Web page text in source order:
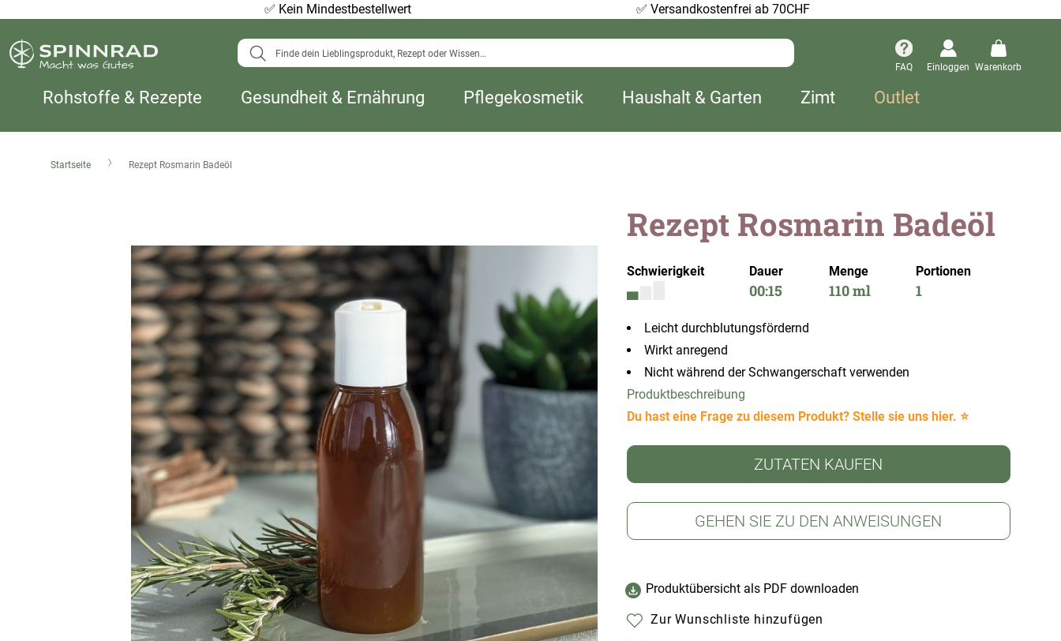
✅ Kein Mindestbestellwert ✅Versandkostenfrei ab 70CHF
Suche FAQ Einloggen Warenkorb
Rohstoffe & Rezepte Gesundheit & Ernährung Pflegekosmetik Haushalt & Garten Zimt Outlet
Startseite Rezept Rosmarin Badeöl
Rezept Rosmarin Badeöl
Schwierigkeit Dauer
00:15
Menge
110 ml
Portionen
1
Leicht durchblutungsfördernd
Wirkt anregend
Nicht während der Schwangerschaft verwenden
Produktbeschreibung
Du hast eine Frage zu diesem Produkt? Stelle sie uns hier. ⭐
ZUTATEN KAUFEN
GEHEN SIE ZU DEN ANWEISUNGEN
Produktübersicht als PDF downloaden
Zur Wunschliste hinzufügen